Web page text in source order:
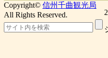
Copyright© 信州千曲観光局
All Rights Reserved.